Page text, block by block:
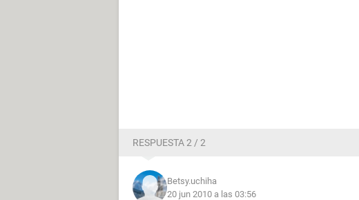
RESPUESTA 2 / 2
Betsy.uchiha
20 jun 2010 a las 03:56